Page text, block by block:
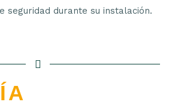
seguridad durante su instalación.